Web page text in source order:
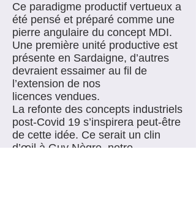
Ce paradigme productif vertueux a
été pensé et préparé comme une
pierre angulaire du concept MDI.
Une première unité productive est
présente en Sardaigne, d’autres
devraient essaimer au fil de
l’extension de nos
licences vendues.
La refonte des concepts industriels
post-Covid 19 s’inspirera peut-être
de cette idée. Ce serait un clin
d’œil à Guy Nègre, notre